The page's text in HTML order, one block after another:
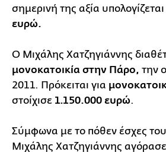
σημερινή της αξία
ευρώ.
Ο Μιχάλης Χατζηγιάννης
μονοκατοικία στην Πάρο, την
2011. Πρόκειται για
στοίχισε 1.150.000 ευρώ.
Σύμφωνα με το πόθεν έσχες
Μιχάλης Χατζηγιάννης αγόρασε